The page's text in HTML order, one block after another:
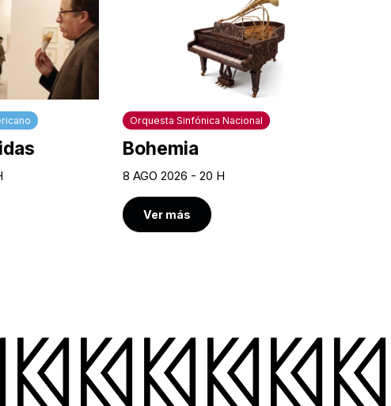
Orquesta Sinfónica Nacional
Bohemia
8 AGO 2026 - 20 H
Ver más